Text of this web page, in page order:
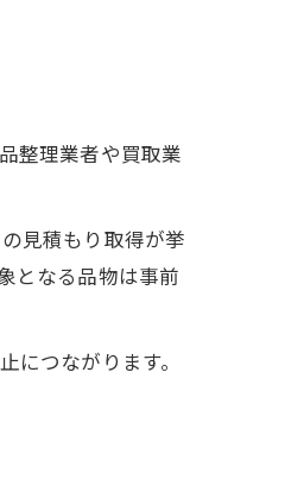
整理業者や買取業
見積もり取得が挙
となる品物は事前
つながります。